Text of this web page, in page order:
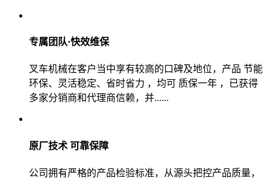
专属团队·快效维保
叉车机械在客户当中享有较高的口碑及地位，产品 节能
环保、灵活稳定、省时省力 ，均可 质保一年 ，已获得
多家分销商和代理商信赖，并......
原厂技术 可靠保障
公司拥有严格的产品检验标准，从源头把控产品质量，